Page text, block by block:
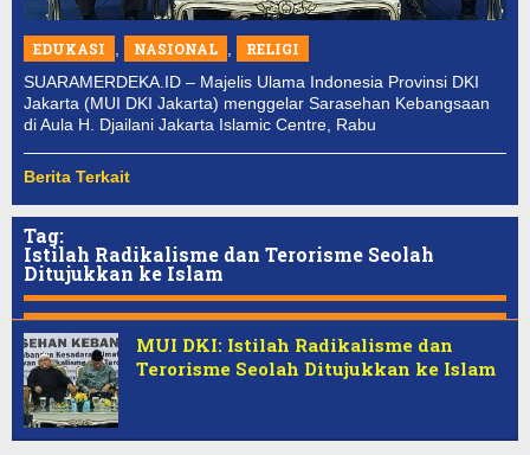
EDUKASI NASIONAL
RELIGI
SUARAMERDEKA.ID – Majelis Ulama Indonesia Provinsi DKI
Jakarta (MUI DKI Jakarta) menggelar Sarasehan Kebangsaan
di Aula H. Djailani Jakarta Islamic Centre, Rabu
Berita Terkait
Tag:
Istilah Radikalisme dan Terorisme Seolah
Ditujukkan ke Islam
MUI DKI: Istilah Radikalisme dan
Terorisme Seolah Ditujukkan ke Islam